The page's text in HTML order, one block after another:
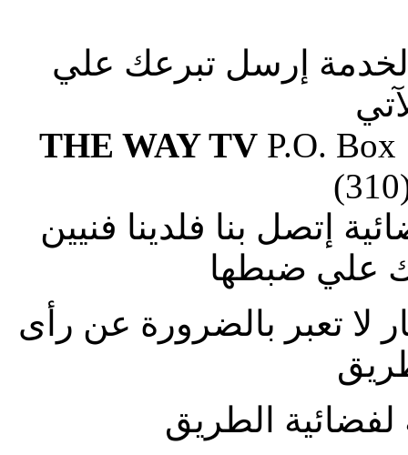
إرسل تبرعك علي
THE WAY TVP.O. Box
إتصل بنا فلدينا فنيين
علي ضبطها
لا تعبر بالضرورة عن رأى
الطريق